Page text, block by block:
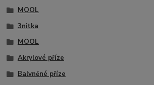
MOOL
3nitka
MOOL
Akrylové příze
Balvněné příze